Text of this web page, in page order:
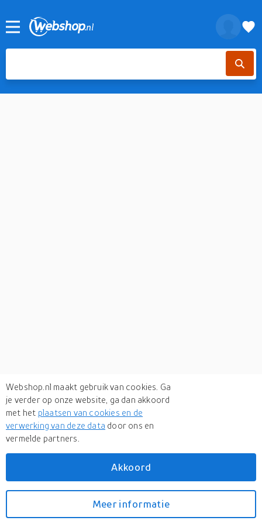
Webshop.nl maakt gebruik van cookies. Ga
je verder op onze website, ga dan akkoord
met het plaatsen van cookies en de
verwerking van deze data door ons en
vermelde partners.
Akkoord
Meer informatie